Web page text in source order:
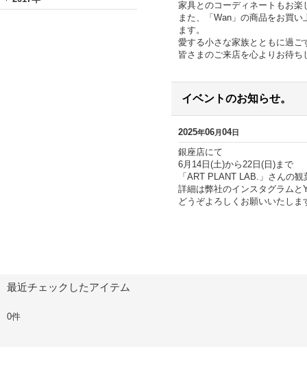
家具とのコーディネートもお楽
また、「Wan」の商品をお買
ます。
愛する小さな家族とともに過
皆さまのご来店を心よりお待ち
イベントのお知らせ。
2025年06月04日
銀座店にて
6月14日(土)から22日(日)まで
「ART PLANT LAB.」さんの
詳細は弊社のインスタグラムと
どうぞよろしくお願いいたしま
最近チェックしたアイテム
0件